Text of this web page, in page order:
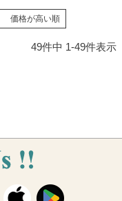
価格が高い順
49件中 1-49件表示